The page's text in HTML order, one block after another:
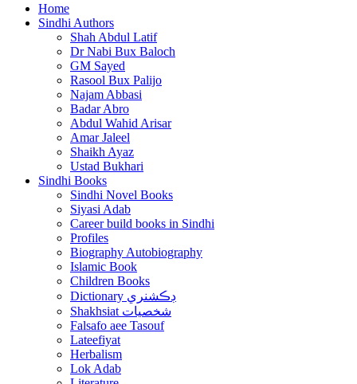
Home
Sindhi Authors
Shah Abdul Latif
Dr Nabi Bux Baloch
GM Sayed
Rasool Bux Palijo
Najam Abbasi
Badar Abro
Abdul Wahid Arisar
Amar Jaleel
Shaikh Ayaz
Ustad Bukhari
Sindhi Books
Sindhi Novel Books
Siyasi Adab
Career build books in Sindhi
Profiles
Biography Autobiography
Islamic Book
Children Books
Dictionary ڊڪشنري
Shakhsiat شخصيات
Falsafo aee Tasouf
Lateefiyat
Herbalism
Lok Adab